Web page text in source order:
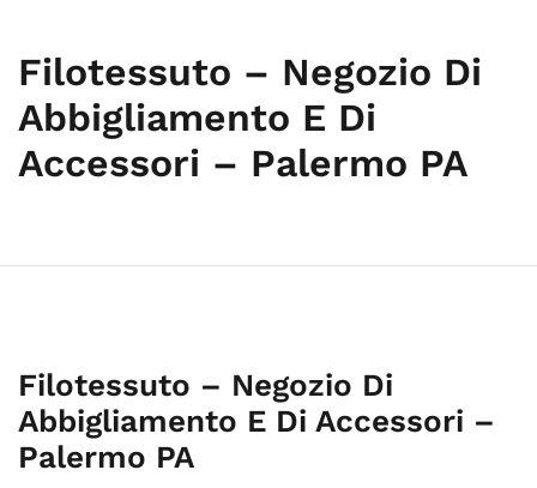
Filotessuto – Negozio Di
Abbigliamento E Di
Accessori – Palermo PA
Filotessuto – Negozio Di
Abbigliamento E Di Accessori –
Palermo PA